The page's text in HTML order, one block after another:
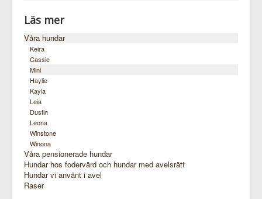
Läs mer
Våra hundar
Keira
Cassie
Mini
Haylie
Kayla
Leia
Dustin
Leona
Winstone
Winona
Våra pensionerade hundar
Hundar hos fodervärd och hundar med avelsrätt
Hundar vi använt i avel
Raser